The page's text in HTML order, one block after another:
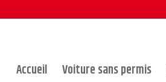
Accueil Voiture sans permis